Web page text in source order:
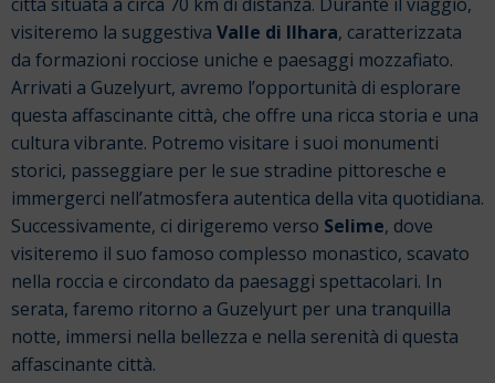
visiteremo la suggestiva Valle di Ilhara, caratterizzata
da formazioni rocciose uniche e paesaggi mozzafiato.
Arrivati a Guzelyurt, avremo l’opportunità di esplorare
questa affascinante città, che offre una ricca storia e una
cultura vibrante. Potremo visitare i suoi monumenti
storici, passeggiare per le sue stradine pittoresche e
immergerci nell’atmosfera autentica della vita quotidiana.
Successivamente, ci dirigeremo verso Selime, dove
visiteremo il suo famoso complesso monastico, scavato
nella roccia e circondato da paesaggi spettacolari. In
serata, faremo ritorno a Guzelyurt per una tranquilla
notte, immersi nella bellezza e nella serenità di questa
affascinante città.